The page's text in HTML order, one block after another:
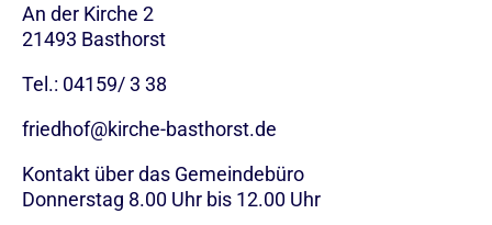
An der Kirche 2
21493 Basthorst
Tel.: 04159/ 3 38
friedhof@kirche-basthorst.de
Kontakt über das Gemeindebüro
Donnerstag 8.00 Uhr bis 12.00 Uhr